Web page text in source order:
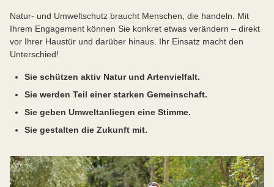
Natur- und Umweltschutz braucht Menschen, die handeln. Mit
Ihrem Engagement können Sie konkret etwas verändern – direkt
vor Ihrer Haustür und darüber hinaus. Ihr Einsatz macht den
Unterschied!
Sie schützen aktiv Natur und Artenvielfalt.
Sie werden Teil einer starken Gemeinschaft.
Sie geben Umweltanliegen eine Stimme.
Sie gestalten die Zukunft mit.